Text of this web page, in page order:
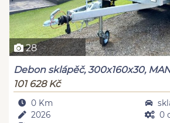
28
Debon sklápěč, 300x160x30,
101 628 Kč
0 Km
2026
0